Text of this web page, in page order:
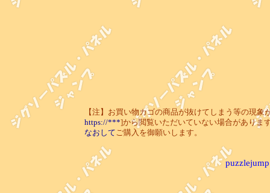
【注】お買い物カゴの商品が抜けてしまう等の現
https://***]から閲覧いただいていない場合がありま
なおして ご購入を御願いします。